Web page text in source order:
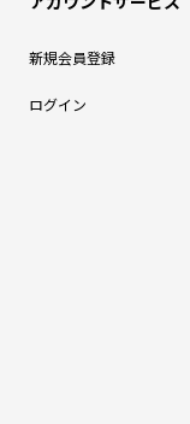
新規会員登録
ログイン